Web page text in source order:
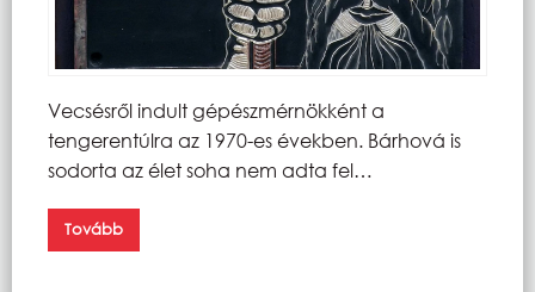
Vecsésről indult gépészmérnökként a
tengerentúlra az 1970-es években. Bárhová is
sodorta az élet soha nem adta fel…
Tovább